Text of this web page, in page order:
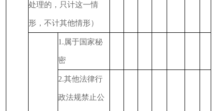
处理的，只计这一情
形，不计其他情形）
1.属于国家秘
密
2.其他法律行
政法规禁止公